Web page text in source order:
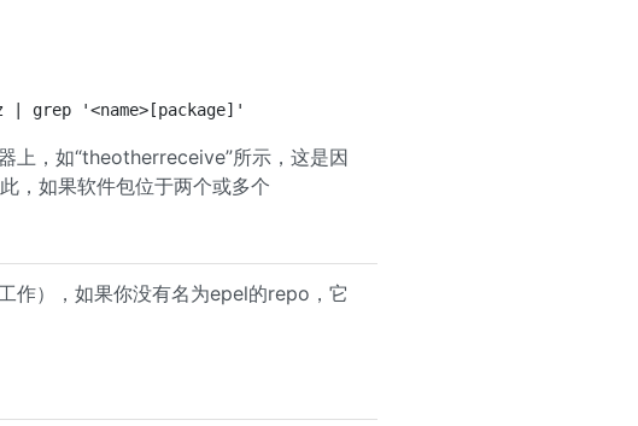
grep '<name>[package]'
上，如“theotherreceive”所示，这是因
，如果软件包位于两个或多个
作），如果你没有名为epel的repo，它